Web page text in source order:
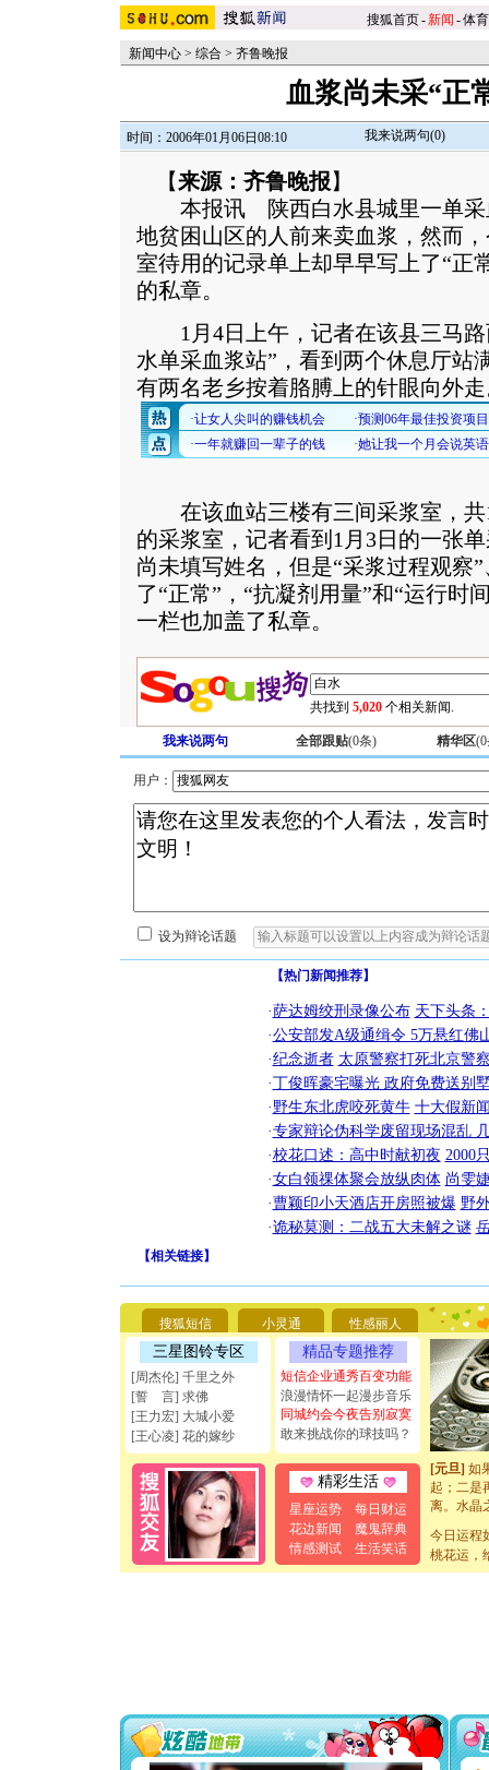
搜狐首页-新闻 -体育
新闻中心 > 综合 > 齐鲁晚报
血浆尚未采“正
时间：2006年01月06日08:10 我来说两句(0)
【来源：齐鲁晚报 】
本报讯 陕西白水县城里一单采
地贫困山区的人前来卖血浆，然而
室待用的记录单上却早早写上了“正
的私章。
1月4日上午，记者在该县三马路
水单采血浆站”，看到两个休息厅站
有两名老乡按着胳膊上的针眼向外
在该血站三楼有三间采浆室，共
的采浆室，记者看到1月3日的一张
尚未填写姓名，但是“采浆过程观察
了“正常”，“抗凝剂用量”和“运行时
一栏也加盖了私章。
共找到 5,020 个相关新闻.
我来说两句 全部跟贴(0条) 精华区(0
用户：
设为辩论话题
【热门新闻推荐】
·萨达姆绞刑录像公布 天下头条
·公安部发A级通缉令 5万悬红佛
·纪念逝者 太原警察打死北京警
·丁俊晖豪宅曝光 政府免费送别
·野生东北虎咬死黄牛 十大假新
·专家辩论伪科学废留现场混乱
·校花口述：高中时献初夜 2000
·女白领祼体聚会放纵肉体 尚雯
·曹颖印小天酒店开房照被爆 野
·诡秘莫测：二战五大未解之谜
【相关链接】
搜狐短信 小灵通 性感丽人
三星图铃专区
[周杰伦] 千里之外
[誓 言] 求佛
[王力宏] 大城小爱
[王心凌] 花的嫁纱
精品专题推荐
短信企业通秀百变功能
浪漫情怀一起漫步音乐
同城约会今夜告别寂寞
敢来挑战你的球技吗？
精彩生活
星座运势
每日财运
花边新闻
魔鬼辞典
情感测试
生活笑话
[圣诞节]
能正大光
天都要快
[圣诞节]
如意,快
[元旦]看
断电。爱
你是我专
[元旦] 如
起；二是
离。水晶
泣，这痛
卖了。水
[春节]风
要平安！
[圣诞节]
能正大光
今日运程
桃花运，